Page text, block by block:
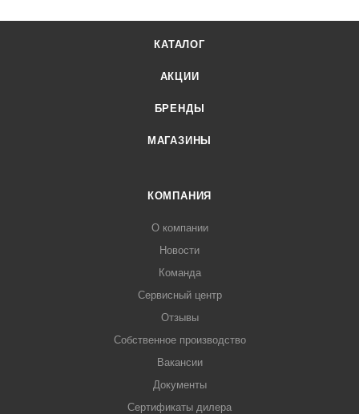
КАТАЛОГ
АКЦИИ
БРЕНДЫ
МАГАЗИНЫ
КОМПАНИЯ
О компании
Новости
Команда
Сервисный центр
Отзывы
Собственное производство
Вакансии
Документы
Сертификаты дилера